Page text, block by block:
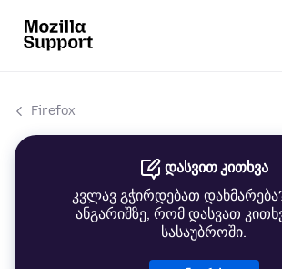
Firefox
დასვით კითხვა
კვლავ გჭირდებათ
ანგარიშზე, რომ დასვათ
სასაუბროში.